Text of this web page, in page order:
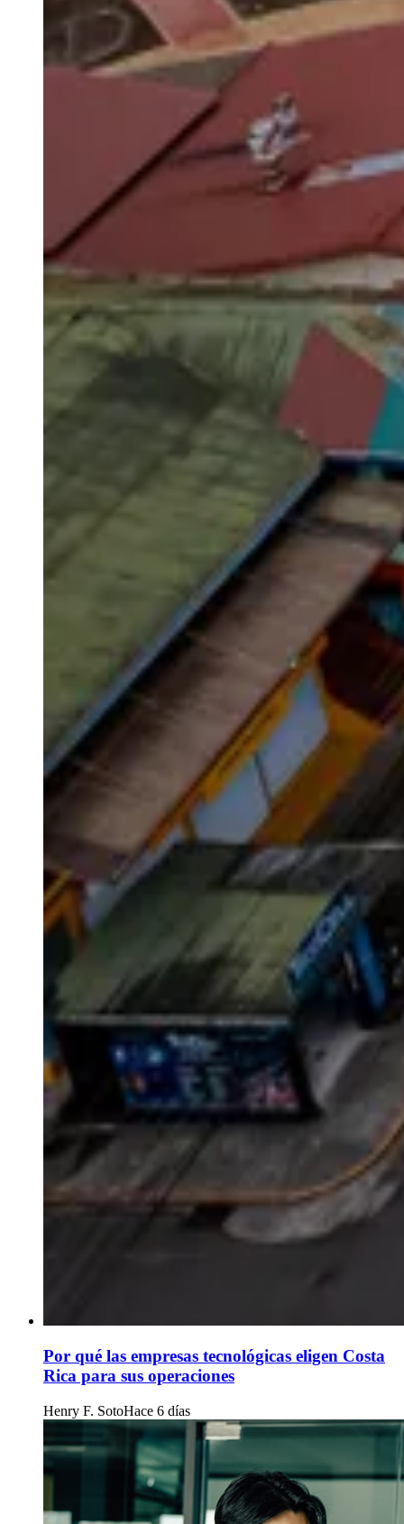
Por qué las empresas tecnológicas eligen Costa
Rica para sus operaciones
Henry F. SotoHace 6 días